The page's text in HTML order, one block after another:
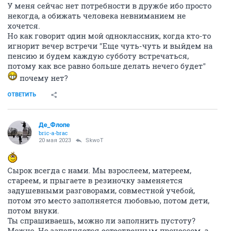
У меня сейчас нет потребности в дружбе ибо просто
некогда, а обижать человека невниманием не
хочется.
Но как говорит один мой одноклассник, когда кто-то
игнорит вечер встречи "Еще чуть-чуть и выйдем на
пенсию и будем каждую субботу встречаться,
потому как все равно больше делать нечего будет"
почему нет?
ОТВЕТИТЬ
Де_Флопе
bric-a-brac
20 мая 2023 SkwоT
Сырок всегда с нами. Мы взрослеем, матереем,
стареем, и прыгаете в резиночку заменяется
задушевными разговорами, совместной учебой,
потом это место заполняется любовью, потом дети,
потом внуки.
Ты спрашиваешь, можно ли заполнить пустоту?